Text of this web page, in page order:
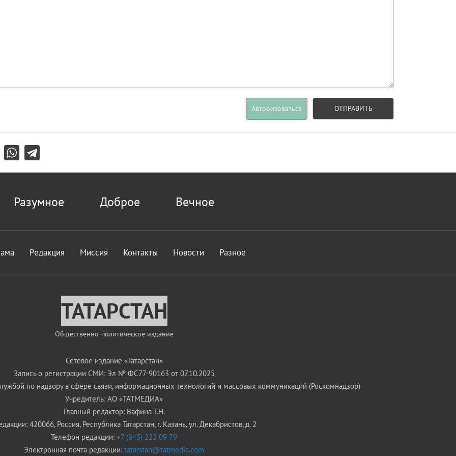
Авторизоваться ОТПРАВИТЬ
Разумное Доброе Вечное
Редакция Миссия Контакты Новости Разное
ТАТАРСТАН
Общественно-политическое издание
Сетевое издание «Татарстан»
Запись о регистрации СМИ: Эл № ФС77-90163 от 07.10.2025
по надзору в сфере связи, информационных технологий и массовых коммуникаций (Роскомнадзор)
Учредитель: АО «ТАТМЕДИА»
Главный редактор: Вафина Т.Н.
420066, Россия, Республика Татарстан, г. Казань, ул. Декабристов, д. 2
Телефон редакции: +7 (843) 222 09 79
Электронная почта редакции: tatarstan@tatmedia.com